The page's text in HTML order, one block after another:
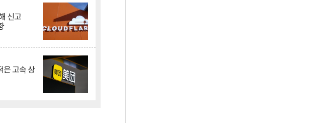
신고
고속 상